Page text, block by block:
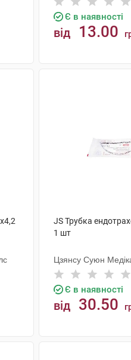
Є в наявності
від 13.00
JS Трубка
1 шт
Цзянсу Суюн
Є в наявності
від 30.50